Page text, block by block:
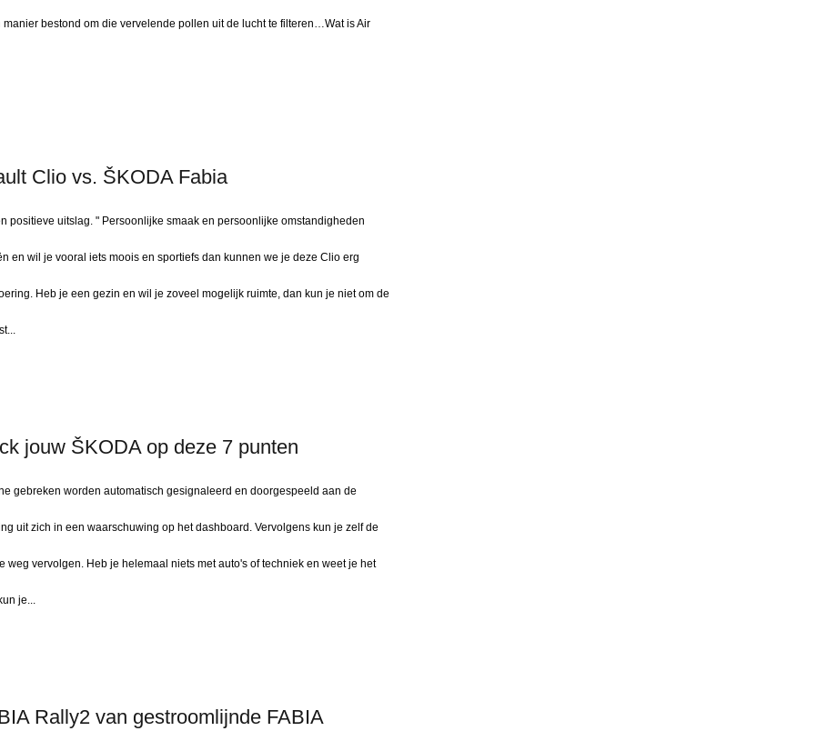
bestond om die vervelende pollen uit de lucht te filteren…Wat is Air
Clio vs. ŠKODA Fabia
positieve uitslag. " Persoonlijke smaak en persoonlijke omstandigheden
en wil je vooral iets moois en sportiefs dan kunnen we je deze Clio erg
Heb je een gezin en wil je zoveel mogelijk ruimte, dan kun je niet om de
jouw ŠKODA op deze 7 punten
gebreken worden automatisch gesignaleerd en doorgespeeld aan de
uit zich in een waarschuwing op het dashboard. Vervolgens kun je zelf de
weg vervolgen. Heb je helemaal niets met auto's of techniek en weet je het
je...
Rally2 van gestroomlijnde FABIA